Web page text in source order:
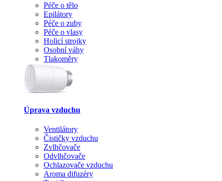
Péče o tělo
Epilátory
Péče o zuby
Péče o vlasy
Holicí strojky
Osobní váhy
Tlakoměry
Úprava vzduchu
Ventilátory
Čističky vzduchu
Zvlhčovače
Odvlhčovače
Ochlazovače vzduchu
Aroma difuzéry